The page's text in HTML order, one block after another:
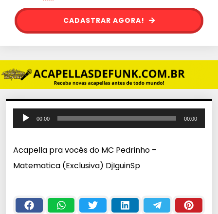
CADASTRAR AGORA!
o
a
d
00:00 00:00
Acapella pra vocês do MC Pedrinho –
Matematica (Exclusiva) DjIguinSp